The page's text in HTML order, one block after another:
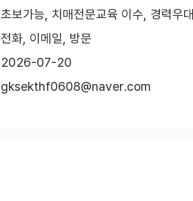
초보가능, 치매전문교육 이수, 경력우대
전화, 이메일, 방문
2026-07-20
gksekthf0608@naver.com